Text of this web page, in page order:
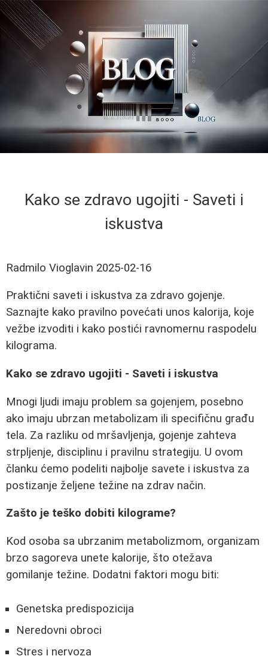
Kako se zdravo ugojiti - Saveti i
iskustva
Radmilo Vioglavin 2025-02-16
Praktični saveti i iskustva za zdravo gojenje.
Saznajte kako pravilno povećati unos kalorija, koje
vežbe izvoditi i kako postići ravnomernu raspodelu
kilograma.
Kako se zdravo ugojiti - Saveti i iskustva
Mnogi ljudi imaju problem sa gojenjem, posebno
ako imaju ubrzan metabolizam ili specifičnu građu
tela. Za razliku od mršavljenja, gojenje zahteva
strpljenje, disciplinu i pravilnu strategiju. U ovom
članku ćemo podeliti najbolje savete i iskustva za
postizanje željene težine na zdrav način.
Zašto je teško dobiti kilograme?
Kod osoba sa ubrzanim metabolizmom, organizam
brzo sagoreva unete kalorije, što otežava
gomilanje težine. Dodatni faktori mogu biti:
Genetska predispozicija
Neredovni obroci
Stres i nervoza